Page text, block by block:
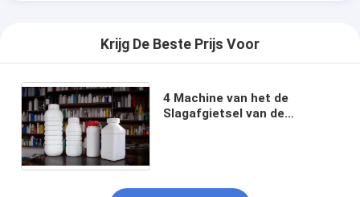
Krijg De Beste Prijs Voor
4 Machine van het de
Slagafgietsel van de